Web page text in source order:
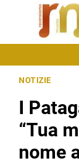
NOTIZIE
I
“Tua
nome